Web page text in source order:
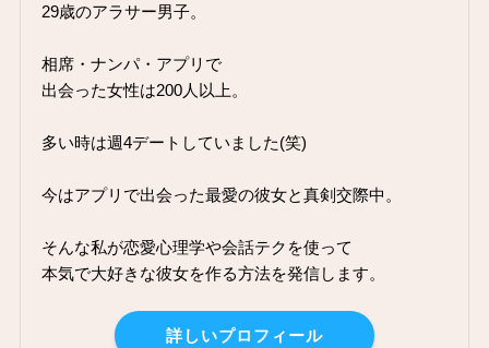
29歳のアラサー男子。
相席・ナンパ・アプリで
出会った女性は200人以上。
多い時は週4デートしていました(笑)
今はアプリで出会った最愛の彼女と真剣交際中。
そんな私が恋愛心理学や会話テクを使って
本気で大好きな彼女を作る方法を発信します。
詳しいプロフィール